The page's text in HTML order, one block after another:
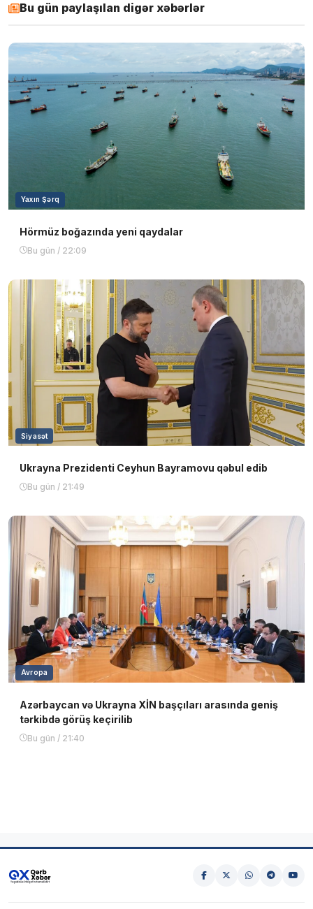
Bu gün paylaşılan digər xəbərlər
Yaxın Şərq
Hörmüz boğazında yeni qaydalar
Bu gün / 22:09
Siyasət
Ukrayna Prezidenti Ceyhun Bayramovu qəbul edib
Bu gün / 21:49
Avropa
Azərbaycan və Ukrayna XİN başçıları arasında geniş
tərkibdə görüş keçirilib
Bu gün / 21:40